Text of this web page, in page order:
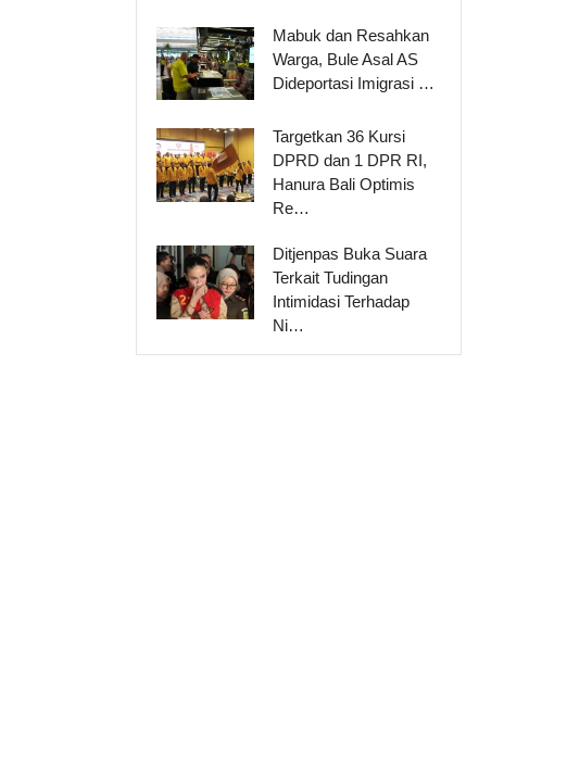
Mabuk dan Resahkan
Warga, Bule Asal AS
Dideportasi Imigrasi …
Targetkan 36 Kursi
DPRD dan 1 DPR RI,
Hanura Bali Optimis
Re…
Ditjenpas Buka Suara
Terkait Tudingan
Intimidasi Terhadap
Ni…